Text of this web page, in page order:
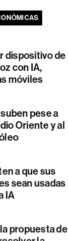
dispositivo de
con IA,
móviles
pese a
Oriente y al
a que sus
sean usadas
IA
propuesta de